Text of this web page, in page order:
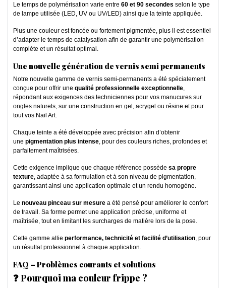
Le temps de polymérisation varie entre 60 et 90 secondes selon le type
de lampe utilisée (LED, UV ou UV/LED) ainsi que la teinte appliquée.
Plus une couleur est foncée ou fortement pigmentée, plus il est essentiel
d’adapter le temps de catalysation afin de garantir une polymérisation
complète et un résultat optimal.
Une nouvelle génération de vernis semi permanents
Notre nouvelle gamme de vernis semi-permanents a été spécialement
conçue pour offrir une qualité professionnelle exceptionnelle,
répondant aux exigences des techniciennes pour vos manucures sur
ongles naturels, sur une construction en gel, acrygel ou résine et pour
tout vos Nail Art.
Chaque teinte a été développée avec précision afin d’obtenir
une pigmentation plus intense, pour des couleurs riches, profondes et
parfaitement maîtrisées.
Cette exigence implique que chaque référence possède sa propre
texture, adaptée à sa formulation et à son niveau de pigmentation,
garantissant ainsi une application optimale et un rendu homogène.
Le nouveau pinceau sur mesure a été pensé pour améliorer le confort
de travail. Sa forme permet une application précise, uniforme et
maîtrisée, tout en limitant les surcharges de matière lors de la pose.
Cette gamme allie performance, technicité et facilité d’utilisation, pour
un résultat professionnel à chaque application.
FAQ – Problèmes courants et solutions
❓ Pourquoi ma couleur frippe ?